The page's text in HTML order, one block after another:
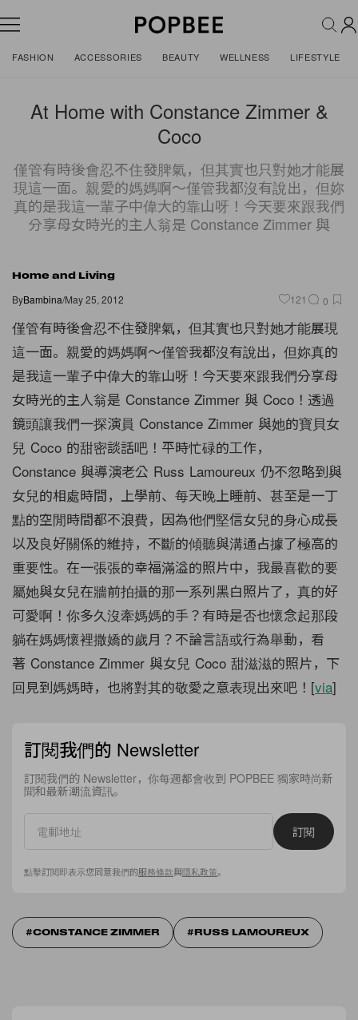
FASHION ACCESSORIES BEAUTY WELLNESS LIFESTYLE
At Home with Constance Zimmer &
Coco
僅管有時後會忍不住發脾氣，但其實也只對她才能展
現這一面。親愛的媽媽啊～僅管我都沒有說出，但妳
真的是我這一輩子中偉大的靠山呀！今天要來跟我們
分享母女時光的主人翁是 Constance Zimmer 與
Home and Living
ByBambina/May 25, 2012 121 0
僅管有時後會忍不住發脾氣，但其實也只對她才能展現
這一面。 親愛的媽媽啊～僅管我都沒有說出， 但妳真的
是我這一輩子中偉大的靠山呀！ 今天要來跟我們分享母
女時光的主人翁是 Constance Zimmer 與 Coco！透過
鏡頭讓我們一探演員 Constance Zimmer 與她的寶貝女
兒 Coco 的甜密談話吧！平時忙碌的工作，
Constance 與導演老公 Russ Lamoureux 仍不忽略到與
女兒的相處時間，上學前、每天晚上睡前、 甚至是一丁
點的空閒時間都不浪費， 因為他們堅信女兒的身心成長
以及良好關係的維持， 不斷的傾聽與溝通占據了極高的
重要性。 在一張張的幸福滿溢的照片中， 我最喜歡的要
屬她與女兒在牆前拍攝的那一系列黑白照片了， 真的好
可愛啊！你多久沒牽媽媽的手？ 有時是否也懷念起那段
躺在媽媽懷裡撒嬌的歲月？ 不論言語或行為舉動，看
著 Constance Zimmer 與女兒 Coco 甜滋滋的照片，下
回見到媽媽時，也將對其的敬愛之意表現出來吧！[via]
訂閱我們的 Newsletter
訂閱我們的 Newsletter，你每週都會收到 POPBEE 獨家時尚新
聞和最新潮流資訊。
訂閱
點擊訂閱即表示您同意我們的服務條款與隱私政策。
CONSTANCE ZIMMER RUSS LAMOUREUX